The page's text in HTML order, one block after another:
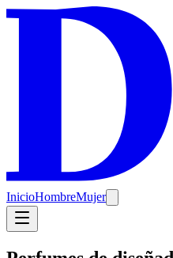
InicioHombreMujer